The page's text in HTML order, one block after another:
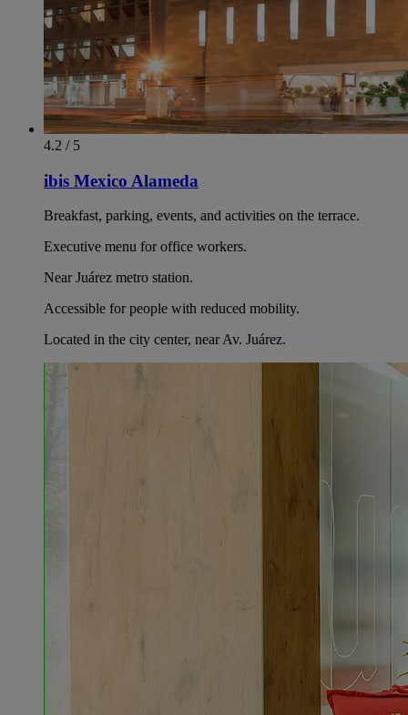
4.2 / 5
ibis Mexico Alameda
Breakfast, parking, events, and activities on the terrace.
Executive menu for office workers.
Near Juárez metro station.
Accessible for people with reduced mobility.
Located in the city center, near Av. Juárez.